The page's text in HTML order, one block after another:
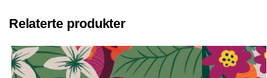
Relaterte produkter